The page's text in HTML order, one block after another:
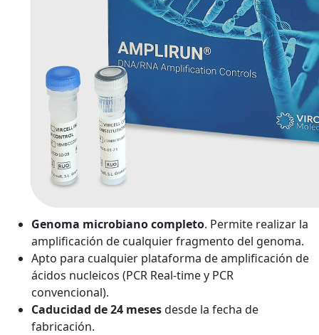
Genoma microbiano completo. Permite realizar la
amplificación de cualquier fragmento del genoma.
Apto para cualquier plataforma de amplificación de
ácidos nucleicos (PCR Real-time y PCR
convencional).
Caducidad de 24 mesesdesde la fecha de
fabricación.